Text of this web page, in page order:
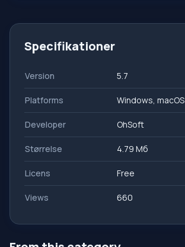
Specifikationer
Version 5.7
Platforms Windows, macOS
Developer OhSoft
Størrelse 4.79 Мб
Licens Free
Views 660